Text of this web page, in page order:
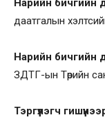
Нарийн бичгийн
даатгалын
Нарийн бичгийн
ЗДТГ-ын Төрийн
Тэргүүлэгч